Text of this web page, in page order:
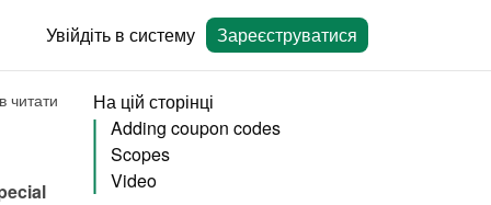
Увійдіть в систему Зареєструватися
читати
На цій сторінці
Adding coupon codes
Scopes
Video